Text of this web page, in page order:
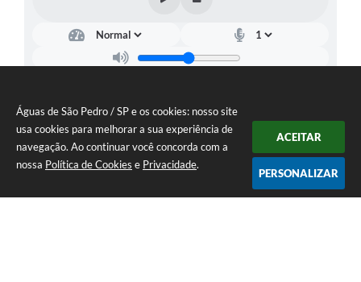
Águas de São Pedro / SP e os cookies: nosso site
usa cookies para melhorar a sua experiência de
navegação. Ao continuar você concorda com a
nossa Política de Cookies e Privacidade.
ACEITAR
PERSONALIZAR